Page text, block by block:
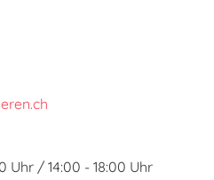
Uhr / 14:00 - 18:00 Uhr